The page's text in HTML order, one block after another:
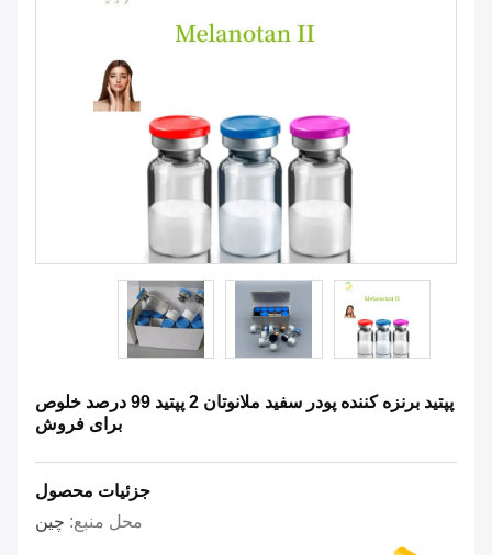
پپتید برنزه کننده پودر سفید ملانوتان 2 پپتید 99 درصد خلوص
برای فروش
جزئیات محصول
محل منبع: چین